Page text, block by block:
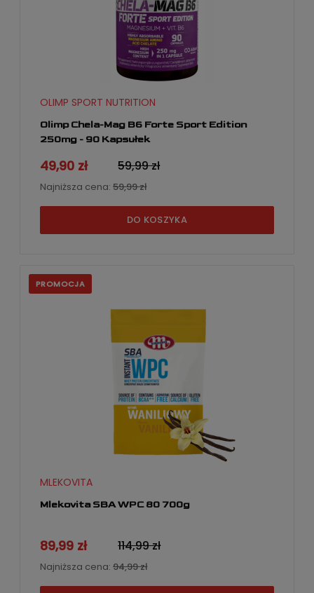
Olimp Chela-Mag B6 Forte Sport Edition
250mg - 90 Kapsułek
OLIMP SPORT NUTRITION
49,90 zł 59,99 zł
Najniższa cena: 59,99 zł
DO KOSZYKA
Mlekovita SBA WPC 80 700g
MLEKOVITA
89,99 zł 114,99 zł
Najniższa cena: 94,99 zł
PROMOCJA